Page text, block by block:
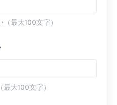
最大100文字）
大100文字）